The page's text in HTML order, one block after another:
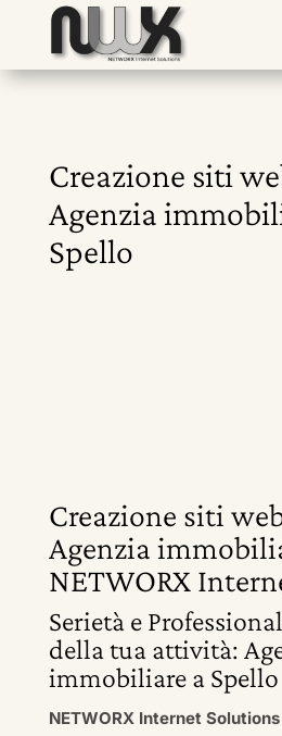
Creazione siti
Agenzia
Spello
Creazione siti
Agenzia
NETWORX
Serietà e
della tua attività:
immobiliare a Spello
NETWORX Internet Solutions